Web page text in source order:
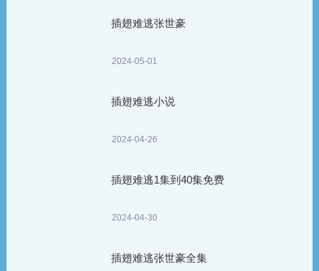
插翅难逃张世豪
2024-05-01
插翅难逃小说
2024-04-26
插翅难逃1集到40集免费
2024-04-30
插翅难逃张世豪全集